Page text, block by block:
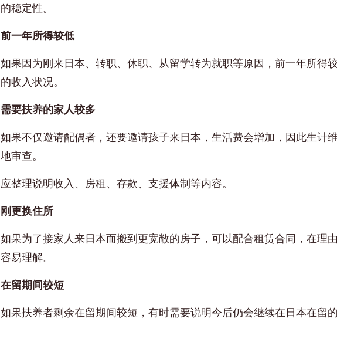
的稳定性。
前一年所得较低
如果因为刚来日本、转职、休职、从留学转为就职等原因，前一年所得
的收入状况。
需要扶养的家人较多
如果不仅邀请配偶者，还要邀请孩子来日本，生活费会增加，因此生计
地审查。
应整理说明收入、房租、存款、支援体制等内容。
刚更换住所
如果为了接家人来日本而搬到更宽敞的房子，可以配合租赁合同，在理
容易理解。
在留期间较短
如果扶养者剩余在留期间较短，有时需要说明今后仍会继续在日本在留的